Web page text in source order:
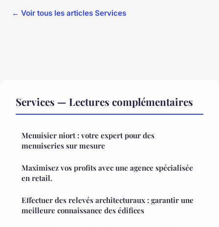
← Voir tous les articles Services
Services — Lectures complémentaires
Menuisier niort : votre expert pour des
menuiseries sur mesure
Maximisez vos profits avec une agence spécialisée
en retail.
Effectuer des relevés architecturaux : garantir une
meilleure connaissance des édifices